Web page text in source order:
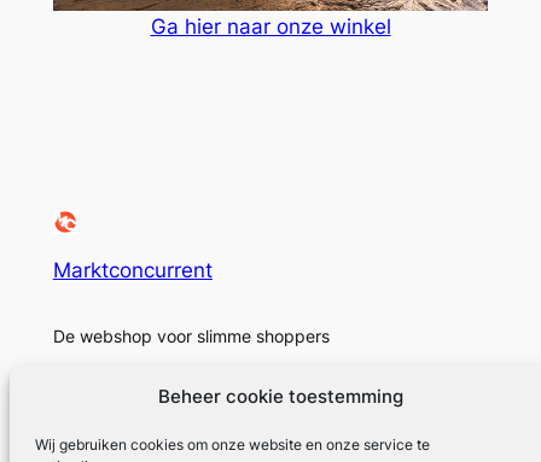
Beheer cookie toestemming
Wij gebruiken cookies om onze website en onze service te
Ga hier naar onze winkel
Marktconcurrent
De webshop voor slimme shoppers